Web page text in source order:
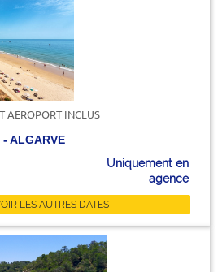
AEROPORT INCLUS
ALGARVE
Uniquement en
agence
LES AUTRES DATES